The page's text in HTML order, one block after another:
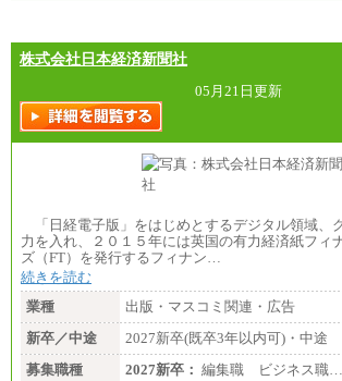
県、福島県、山形県
・月給には一律地域手当を含んだ
（一律地域手当：※1…36,000円
※3…28,000円、※4…25,000円、
・試用期間中も給与変更なし
●基幹職（地域限定社員）
・大学・院卒／月給185,000 円～
により異なる。
〈大阪・兵庫〉209,000 円
〈愛知〉194,500
85,000 円
地により異なる。
〈東京・神奈川〉
〈大阪・兵庫〉200,000 円
〈愛知〉194,500
岡〉185,000円
株式会社日本経済新聞社
05月21日更新
「日経電子版」をはじめとするデジタル領域、
力を入れ、２０１５年には英国の有力経済紙フィ
ズ（FT）を発行するフィナン…
続きを読む
業種
出版・マスコミ関連・広告
新卒／中途
2027新卒(既卒3年以内可)・中途
募集職種
2027新卒： 編集職 ビジネス職…